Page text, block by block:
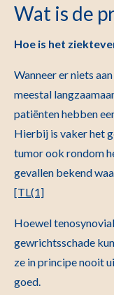
Wat is de
Hoe is het
Wanneer er niets
meestal
patiënten hebben
Hierbij is vaker het
tumor ook rondom
gevallen bekend
[TL(1]
Hoewel
gewrichtsschade
ze in principe nooit
goed.